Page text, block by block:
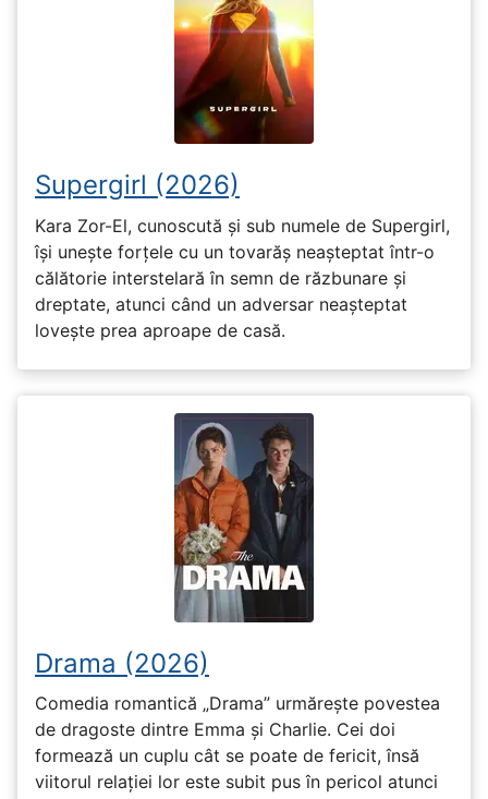
Supergirl (2026)
Kara Zor-El, cunoscută și sub numele de Supergirl,
își unește forțele cu un tovarăș neașteptat într-o
călătorie interstelară în semn de răzbunare și
dreptate, atunci când un adversar neașteptat
lovește prea aproape de casă.
Drama (2026)
Comedia romantică „Drama” urmărește povestea
de dragoste dintre Emma și Charlie. Cei doi
formează un cuplu cât se poate de fericit, însă
viitorul relației lor este subit pus în pericol atunci